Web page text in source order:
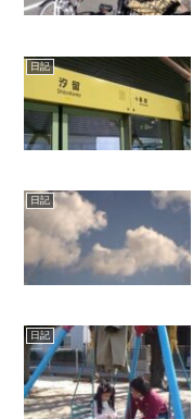
日記
日記
日記